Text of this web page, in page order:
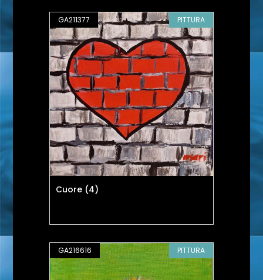
GA211377 PITTURA
Cuore (4)
GA216616 PITTURA